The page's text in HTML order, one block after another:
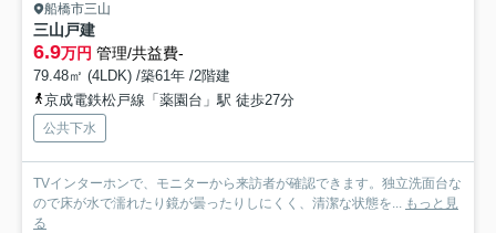
船橋市三山
三山戸建
6.9万円 管理/共益費-
79.48㎡ (4LDK) /築61年 /2階建
京成電鉄松戸線「薬園台」駅 徒歩27分
公共下水
TVインターホンで、モニターから来訪者が確認できます。独立洗面台な
ので床が水で濡れたり鏡が曇ったりしにくく、清潔な状態を... もっと見
る